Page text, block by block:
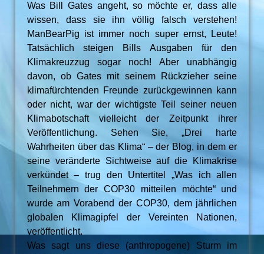
Was Bill Gates angeht, so möchte er, dass alle
wissen, dass sie ihn völlig falsch verstehen!
ManBearPig ist immer noch super ernst, Leute!
Tatsächlich steigen Bills Ausgaben für den
Klimakreuzzug sogar noch! Aber unabhängig
davon, ob Gates mit seinem Rückzieher seine
klimafürchtenden Freunde zurückgewinnen kann
oder nicht, war der wichtigste Teil seiner neuen
Klimabotschaft vielleicht der Zeitpunkt ihrer
Veröffentlichung. Sehen Sie, „Drei harte
Wahrheiten über das Klima“ – der Blog, in dem er
seine veränderte Sichtweise auf die Klimakrise
verkündet – trug den Untertitel „Was ich allen
Teilnehmern der COP30 mitteilen möchte“ und
wurde am Vorabend der COP30, dem jährlichen
globalen Klimagipfel der Vereinten Nationen,
veröffentlicht.
Was sagt uns diese (anthropogene) Sturm im